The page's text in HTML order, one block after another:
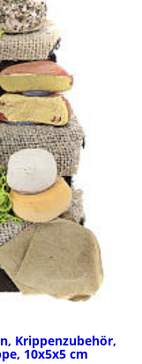
Krippenzubehör,
10x5x5 cm